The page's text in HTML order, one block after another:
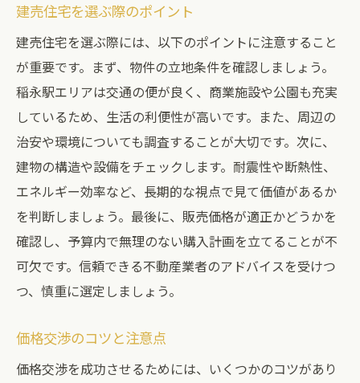
建売住宅を選ぶ際のポイント
建売住宅を選ぶ際には、以下のポイントに注意すること
が重要です。まず、物件の立地条件を確認しましょう。
稲永駅エリアは交通の便が良く、商業施設や公園も充実
しているため、生活の利便性が高いです。また、周辺の
治安や環境についても調査することが大切です。次に、
建物の構造や設備をチェックします。耐震性や断熱性、
エネルギー効率など、長期的な視点で見て価値があるか
を判断しましょう。最後に、販売価格が適正かどうかを
確認し、予算内で無理のない購入計画を立てることが不
可欠です。信頼できる不動産業者のアドバイスを受けつ
つ、慎重に選定しましょう。
価格交渉のコツと注意点
価格交渉を成功させるためには、いくつかのコツがあり